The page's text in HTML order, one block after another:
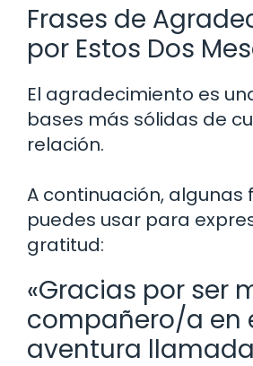
Frases de
por Estos Dos
El agradecimiento es
bases más sólidas de
relación.
A continuación, algunas
puedes usar para
gratitud:
«Gracias por ser
compañero/a en
aventura